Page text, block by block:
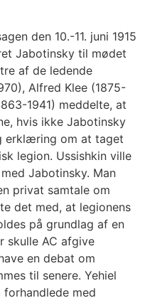
den 10.-11. juni 1915
Jabotinsky til mødet
af de ledende
Alfred Klee (1875-
1941) meddelte, at
hvis ikke Jabotinsky
erklæring om at taget
legion. Ussishkin ville
Jabotinsky. Man
privat samtale om
det med, at legionens
på grundlag af en
skulle AC afgive
en debat om
til senere. Yehiel
forhandlede med